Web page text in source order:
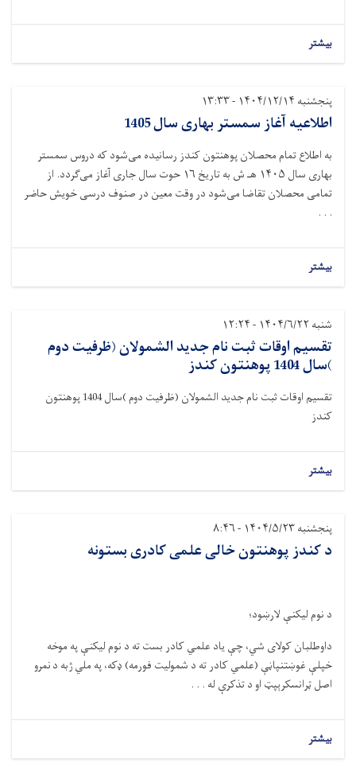
بیشتر
پنجشنبه ۱۴۰۴/۱۲/۱۴ - ۱۳:۳۳
اطلاعیه آغاز سمستر بهاری سال 1405
به اطلاع تمام محصلان پوهنتون کندز رسانیده می‌شود که دروس سمستر
بهاری سال ۱۴۰۵ هـ ش به تاریخ ۱۶ حوت سال جاری آغاز می‌گردد. از
تمامی محصلان تقاضا می‌شود در وقت معین در صنوف درسی خویش حاضر
. . .
بیشتر
شنبه ۱۴۰۴/۶/۲۲ - ۱۲:۲۴
تقسیم اوقات ثبت نام جدید الشمولان (ظرفیت دوم
)سال 1404 پوهنتون کندز
تقسیم اوقات ثبت نام جدید الشمولان (ظرفیت دوم )سال 1404 پوهنتون
کندز
بیشتر
پنجشنبه ۱۴۰۴/۵/۲۳ - ۸:۴۶
د کندز پوهنتون خالی علمی کادری بستونه
د نوم لیکنې لارښود؛
داوطلبان کولای شي، چې یاد علمي کادر بست ته د نوم لیکنې په موخه
خپلې غوښتنپاڼې (علمي کادر ته د شمولیت فورمه) ډکه، په ملي ژبه د نمرو
اصل ټرانسکرېپټ او د تذکرې له . . .
بیشتر